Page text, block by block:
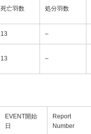
死亡羽数 処分羽数
13 –
13 –
EVENT開始
日
Report
Number